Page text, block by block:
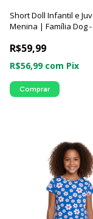
Short Doll Infantil e
Menina | Família Dog
R$59,99
R$56,99 com Pix
Comprar